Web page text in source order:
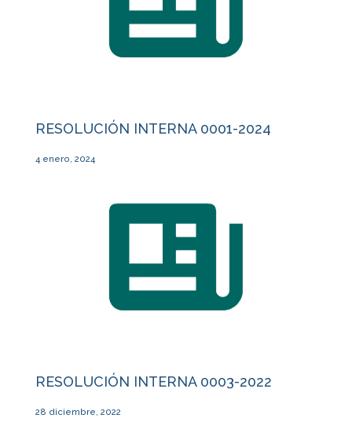
RESOLUCIÓN INTERNA 0001-2024
4 enero, 2024
RESOLUCIÓN INTERNA 0003-2022
28 diciembre, 2022